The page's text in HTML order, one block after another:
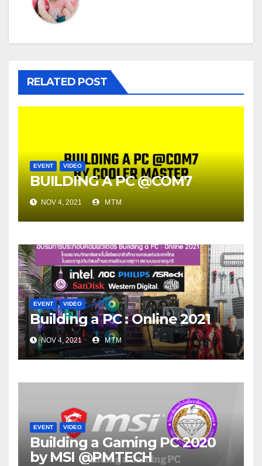
RELATED POST
EVENT VIDEO
BUILDING A PC @COM7
NOV 4, 2021 MTM
EVENT VIDEO
Building a PC : Online 2021
NOV 4, 2021 MTM
EVENT VIDEO
Building a Gaming PC 2020
by MSI @PMTECH